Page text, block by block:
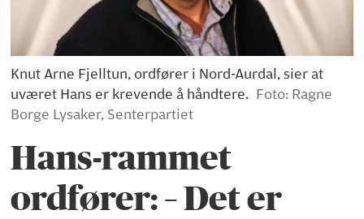
Knut Arne Fjelltun, ordfører i Nord-Aurdal, sier at
uværet Hans er krevende å håndtere. Foto: Ragne
Borge Lysaker, Senterpartiet
Hans-rammet
ordfører: – Det er